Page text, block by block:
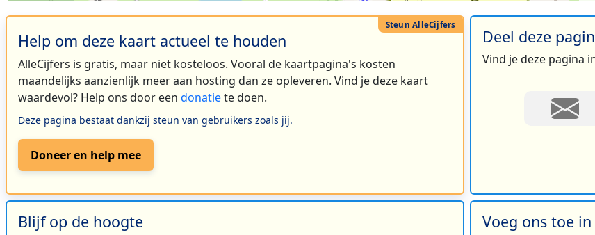
Help om deze kaart actueel te houden
AlleCijfers is gratis, maar niet kosteloos. Vooral de kaartpagina's kosten
maandelijks aanzienlijk meer aan hosting dan ze opleveren. Vind je deze kaart
waardevol? Help ons door een donatiete doen.
Deze pagina bestaat dankzij steun van gebruikers zoals jij.
Doneer en help mee
Deel deze
Vind je deze pagina
Blijf op de hoogte Voeg ons toe